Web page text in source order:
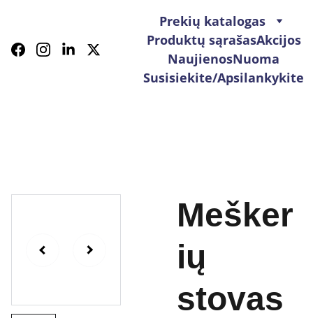
Prekių katalogas
Produktų sąrašasAkcijos
NaujienosNuoma
Susisiekite/Apsilankykite
Mešker
ių
stovas